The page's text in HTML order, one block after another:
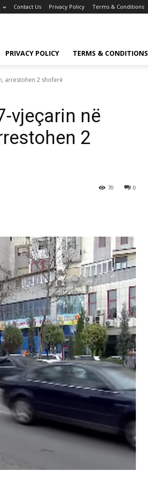
Contact Us Privacy Policy Terms & Conditions
PRIVACY POLICY TERMS & CONDITIONS
arrestohen 2 shoferë
vjeçarin në
2
0
70